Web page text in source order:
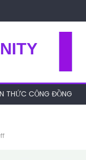
THỨC CỘNG ĐỒNG